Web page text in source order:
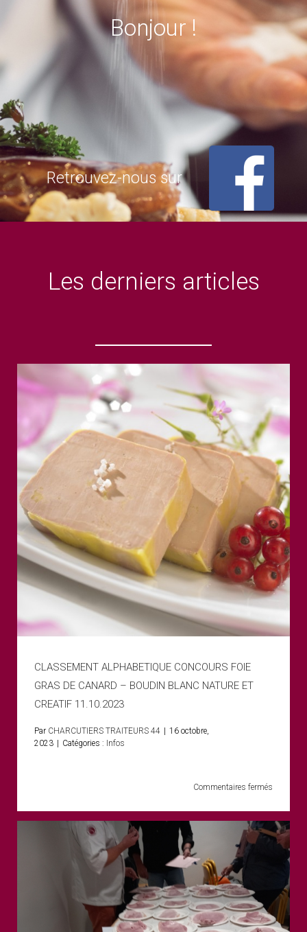
Bonjour !
Retrouvez-nous sur
Les derniers articles
CLASSEMENT ALPHABETIQUE CONCOURS FOIE
GRAS DE CANARD – BOUDIN BLANC NATURE ET
CREATIF 11.10.2023
Par CHARCUTIERS TRAITEURS 44
16 octobre,
2023
Catégories : Infos
Commentaires fermés
FOIE
GRAS
CANARD
–
BOUDIN
BLANC